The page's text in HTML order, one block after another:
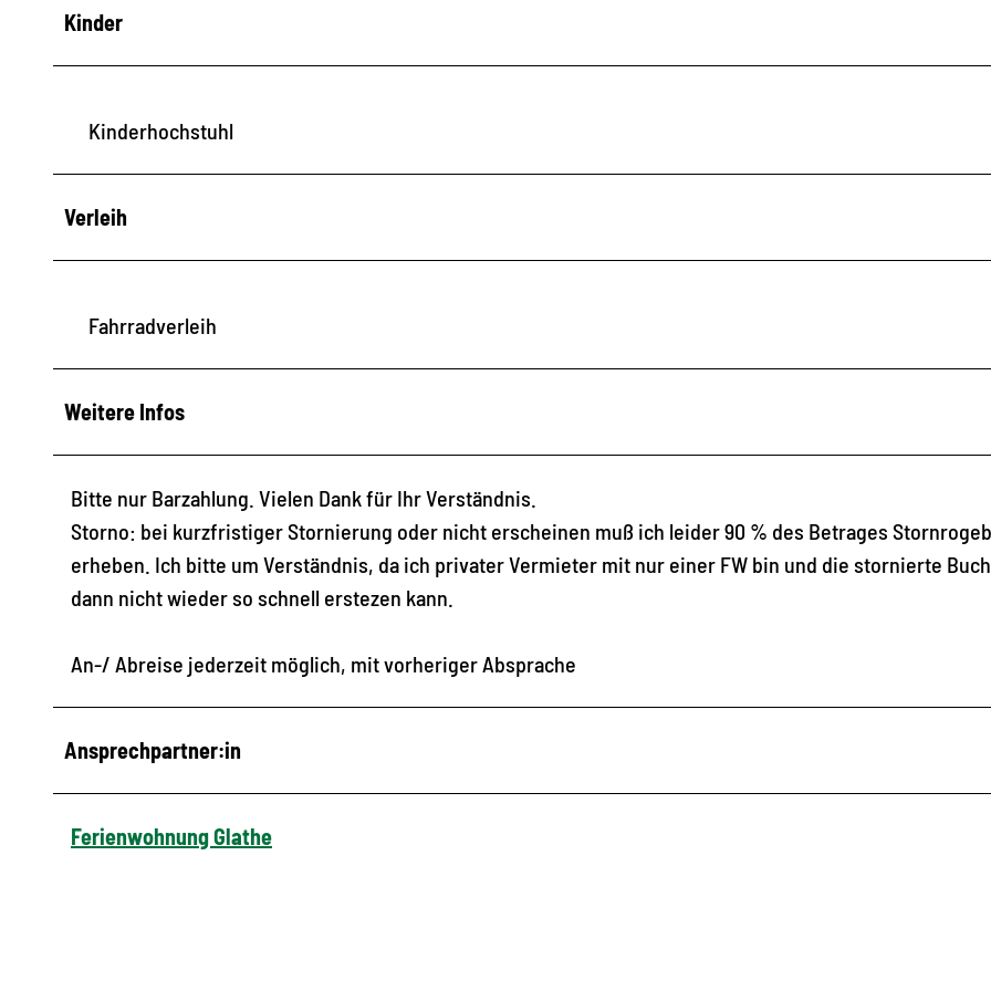
Kinder
Kinderhochstuhl
Verleih
Fahrradverleih
Weitere Infos
Bitte nur Barzahlung. Vielen Dank für Ihr Verständnis.
Storno: bei kurzfristiger Stornierung oder nicht erscheinen muß ich leider 90 % des Betrages
erheben. Ich bitte um Verständnis, da ich privater Vermieter mit nur einer FW bin und die stornierte
dann nicht wieder so schnell erstezen kann.
An-/ Abreise jederzeit möglich, mit vorheriger Absprache
Ansprechpartner:in
Ferienwohnung Glathe